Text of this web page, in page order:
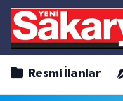
Resmi İlanlar